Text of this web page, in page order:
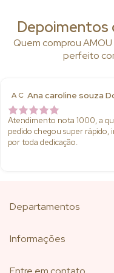
Depoimentos
Quem comprou
perfeito
A C Ana caroline souza
Atendimento nota 1000, a
pedido chegou super rápido,
por toda dedicação.
Departamentos
Informações